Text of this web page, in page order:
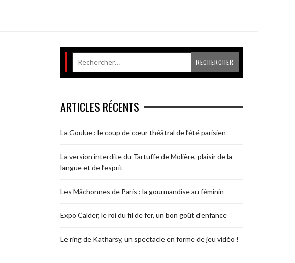
ARTICLES RÉCENTS
La Goulue : le coup de cœur théâtral de l’été parisien
La version interdite du Tartuffe de Molière, plaisir de la
langue et de l’esprit
Les Mâchonnes de Paris : la gourmandise au féminin
Expo Calder, le roi du fil de fer, un bon goût d’enfance
Le ring de Katharsy, un spectacle en forme de jeu vidéo !